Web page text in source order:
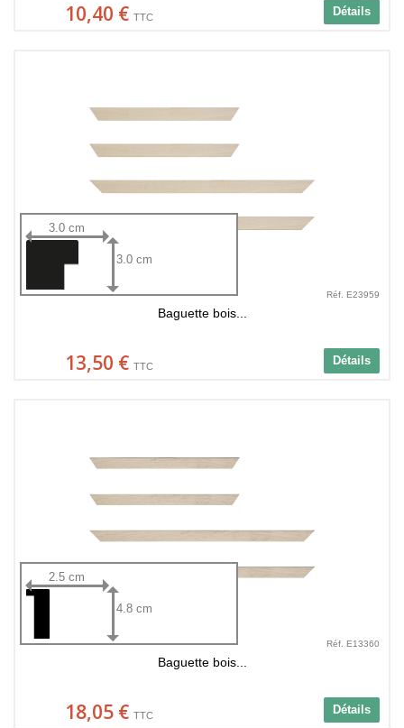
Détails
10,40 € TTC
3.0 cm
3.0 cm
Réf. E23959
Baguette bois...
Détails
13,50 € TTC
2.5 cm
4.8 cm
Réf. E13360
Baguette bois...
Détails
18,05 € TTC